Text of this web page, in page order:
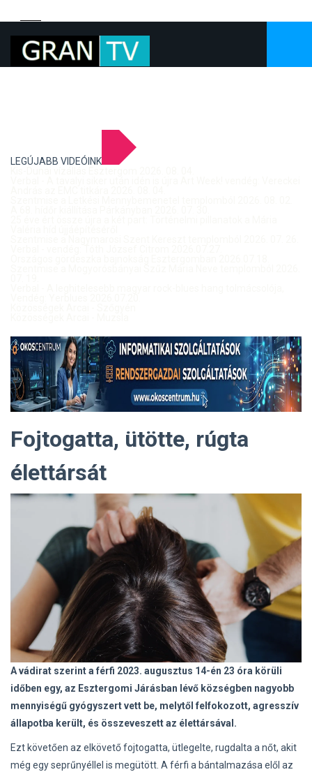
LEGÚJABB VIDEÓINK
Fojtogatta, ütötte, rúgta
élettársát
A vádirat szerint a férfi 2023. augusztus 14-én 23 óra körüli
időben egy, az Esztergomi Járásban lévő községben nagyobb
mennyiségű gyógyszert vett be, melytől felfokozott, agresszív
állapotba került, és összeveszett az élettársával.
Ezt követően az elkövető fojtogatta, ütlegelte, rugdalta a nőt, akit
még egy seprűnyéllel is megütött. A férfi a bántalmazása elől az